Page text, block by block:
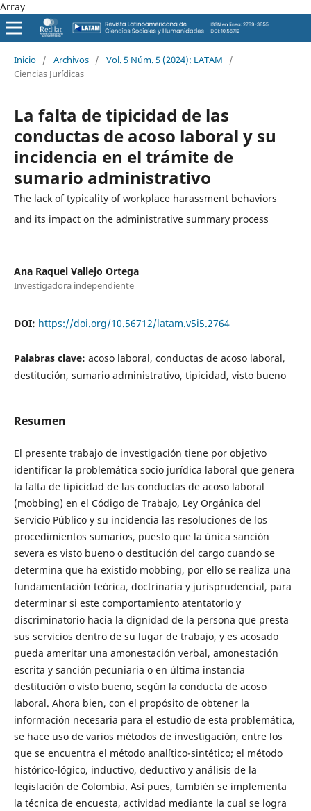
Array
Inicio / Archivos / Vol. 5 Núm. 5 (2024): LATAM
/
Ciencias Jurídicas
La falta de tipicidad de las
conductas de acoso laboral y su
incidencia en el trámite de
sumario administrativo
The lack of typicality of workplace harassment behaviors
and its impact on the administrative summary process
Ana Raquel Vallejo Ortega
Investigadora independiente
DOI: https://doi.org/10.56712/latam.v5i5.2764
Palabras clave: acoso laboral, conductas de acoso laboral,
destitución, sumario administrativo, tipicidad, visto bueno
Resumen
El presente trabajo de investigación tiene por objetivo
identificar la problemática socio jurídica laboral que genera
la falta de tipicidad de las conductas de acoso laboral
(mobbing) en el Código de Trabajo, Ley Orgánica del
Servicio Público y su incidencia las resoluciones de los
procedimientos sumarios, puesto que la única sanción
severa es visto bueno o destitución del cargo cuando se
determina que ha existido mobbing, por ello se realiza una
fundamentación teórica, doctrinaria y jurisprudencial, para
determinar si este comportamiento atentatorio y
discriminatorio hacia la dignidad de la persona que presta
sus servicios dentro de su lugar de trabajo, y es acosado
pueda ameritar una amonestación verbal, amonestación
escrita y sanción pecuniaria o en última instancia
destitución o visto bueno, según la conducta de acoso
laboral. Ahora bien, con el propósito de obtener la
información necesaria para el estudio de esta problemática,
se hace uso de varios métodos de investigación, entre los
que se encuentra el método analítico-sintético; el método
histórico-lógico, inductivo, deductivo y análisis de la
legislación de Colombia. Así pues, también se implementa
la técnica de encuesta, actividad mediante la cual se logra